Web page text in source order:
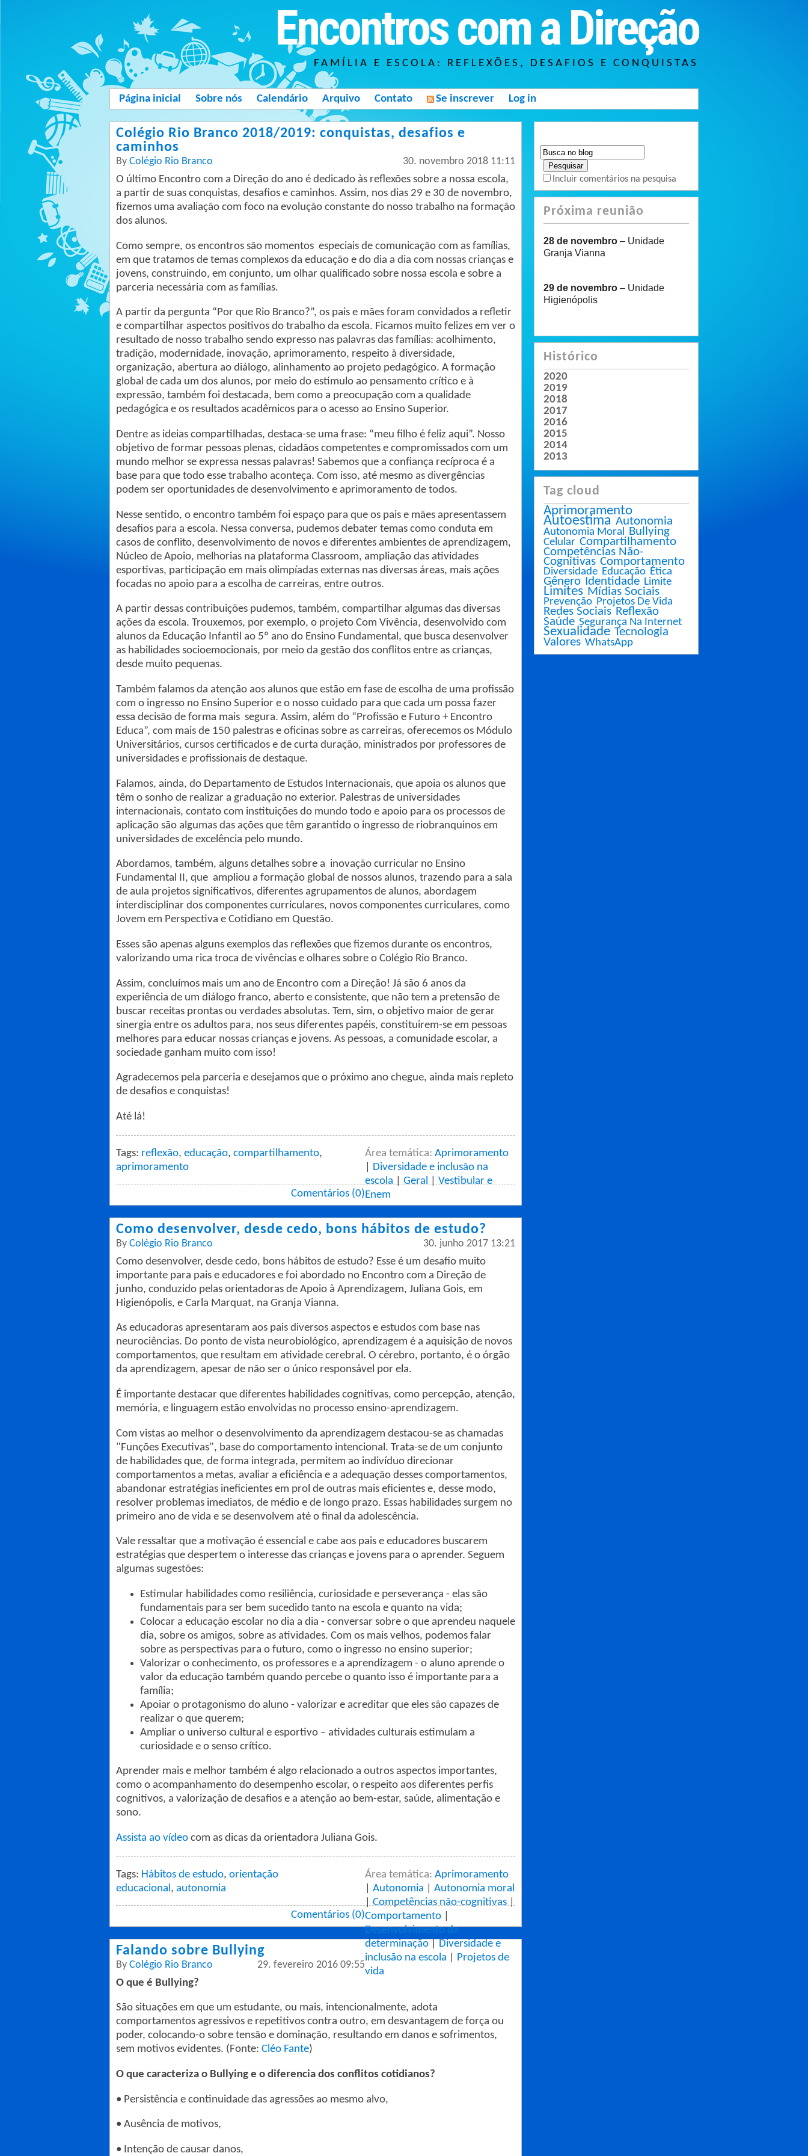
Encontros com a Direção
FAMÍLIA E ESCOLA: REFLEXÕES, DESAFIOS E CONQUISTAS
Página inicial Sobre nós Calendário Arquivo Contato Se inscrever Log in
Colégio Rio Branco 2018/2019: conquistas, desafios e
caminhos
By Colégio Rio Branco 30. novembro 2018 11:11
O último Encontro com a Direção do ano é dedicado às reflexões sobre a nossa escola,
a partir de suas conquistas, desafios e caminhos. Assim, nos dias 29 e 30 de novembro,
fizemos uma avaliação com foco na evolução constante do nosso trabalho na formação
dos alunos.
Como sempre, os encontros são momentos especiais de comunicação com as famílias,
em que tratamos de temas complexos da educação e do dia a dia com nossas crianças e
jovens, construindo, em conjunto, um olhar qualificado sobre nossa escola e sobre a
parceria necessária com as famílias.
A partir da pergunta “Por que Rio Branco?”, os pais e mães foram convidados a refletir
e compartilhar aspectos positivos do trabalho da escola. Ficamos muito felizes em ver o
resultado de nosso trabalho sendo expresso nas palavras das famílias: acolhimento,
tradição, modernidade, inovação, aprimoramento, respeito à diversidade,
organização, abertura ao diálogo, alinhamento ao projeto pedagógico. A formação
global de cada um dos alunos, por meio do estímulo ao pensamento crítico e à
expressão, também foi destacada, bem como a preocupação com a qualidade
pedagógica e os resultados acadêmicos para o acesso ao Ensino Superior.
Dentre as ideias compartilhadas, destaca-se uma frase: “meu filho é feliz aqui”. Nosso
objetivo de formar pessoas plenas, cidadãos competentes e compromissados com um
mundo melhor se expressa nessas palavras! Sabemos que a confiança recíproca é a
base para que todo esse trabalho aconteça. Com isso, até mesmo as divergências
podem ser oportunidades de desenvolvimento e aprimoramento de todos.
Nesse sentido, o encontro também foi espaço para que os pais e mães apresentassem
desafios para a escola. Nessa conversa, pudemos debater temas como conduta em
casos de conflito, desenvolvimento de novos e diferentes ambientes de aprendizagem,
Núcleo de Apoio, melhorias na plataforma Classroom, ampliação das atividades
esportivas, participação em mais olimpíadas externas nas diversas áreas, mais ações
focadas no apoio para a escolha de carreiras, entre outros.
A partir dessas contribuições pudemos, também, compartilhar algumas das diversas
ações da escola. Trouxemos, por exemplo, o projeto Com Vivência, desenvolvido com
alunos da Educação Infantil ao 5º ano do Ensino Fundamental, que busca desenvolver
as habilidades socioemocionais, por meio da gestão dos conflitos entre as crianças,
desde muito pequenas.
Também falamos da atenção aos alunos que estão em fase de escolha de uma profissão
com o ingresso no Ensino Superior e o nosso cuidado para que cada um possa fazer
essa decisão de forma mais segura. Assim, além do “Profissão e Futuro + Encontro
Educa”, com mais de 150 palestras e oficinas sobre as carreiras, oferecemos os Módulo
Universitários, cursos certificados e de curta duração, ministrados por professores de
universidades e profissionais de destaque.
Falamos, ainda, do Departamento de Estudos Internacionais, que apoia os alunos que
têm o sonho de realizar a graduação no exterior. Palestras de universidades
internacionais, contato com instituições do mundo todo e apoio para os processos de
aplicação são algumas das ações que têm garantido o ingresso de riobranquinos em
universidades de excelência pelo mundo.
Abordamos, também, alguns detalhes sobre a inovação curricular no Ensino
Fundamental II, que ampliou a formação global de nossos alunos, trazendo para a sala
de aula projetos significativos, diferentes agrupamentos de alunos, abordagem
interdisciplinar dos componentes curriculares, novos componentes curriculares, como
Jovem em Perspectiva e Cotidiano em Questão.
Esses são apenas alguns exemplos das reflexões que fizemos durante os encontros,
valorizando uma rica troca de vivências e olhares sobre o Colégio Rio Branco.
Assim, concluímos mais um ano de Encontro com a Direção! Já são 6 anos da
experiência de um diálogo franco, aberto e consistente, que não tem a pretensão de
buscar receitas prontas ou verdades absolutas. Tem, sim, o objetivo maior de gerar
sinergia entre os adultos para, nos seus diferentes papéis, constituirem-se em pessoas
melhores para educar nossas crianças e jovens. As pessoas, a comunidade escolar, a
sociedade ganham muito com isso!
Agradecemos pela parceria e desejamos que o próximo ano chegue, ainda mais repleto
de desafios e conquistas!
Até lá!
Área temática: Aprimoramento
Diversidade e inclusão na
escola|Geral|Vestibular e
Enem
Tags: reflexão, educação, compartilhamento,
aprimoramento
Comentários (0)
Como desenvolver, desde cedo, bons hábitos de estudo?
By Colégio Rio Branco 30. junho 2017 13:21
Como desenvolver, desde cedo, bons hábitos de estudo? Esse é um desafio muito
importante para pais e educadores e foi abordado no Encontro com a Direção de
junho, conduzido pelas orientadoras de Apoio à Aprendizagem, Juliana Gois, em
Higienópolis, e Carla Marquat, na Granja Vianna.
As educadoras apresentaram aos pais diversos aspectos e estudos com base nas
neurociências. Do ponto de vista neurobiológico, aprendizagem é a aquisição de novos
comportamentos, que resultam em atividade cerebral. O cérebro, portanto, é o órgão
da aprendizagem, apesar de não ser o único responsável por ela.
É importante destacar que diferentes habilidades cognitivas, como percepção, atenção,
memória, e linguagem estão envolvidas no processo ensino-aprendizagem.
Com vistas ao melhor o desenvolvimento da aprendizagem destacou-se as chamadas
"Funções Executivas", base do comportamento intencional. Trata-se de um conjunto
de habilidades que, de forma integrada, permitem ao indivíduo direcionar
comportamentos a metas, avaliar a eficiência e a adequação desses comportamentos,
abandonar estratégias ineficientes em prol de outras mais eficientes e, desse modo,
resolver problemas imediatos, de médio e de longo prazo. Essas habilidades surgem no
primeiro ano de vida e se desenvolvem até o final da adolescência.
Vale ressaltar que a motivação é essencial e cabe aos pais e educadores buscarem
estratégias que despertem o interesse das crianças e jovens para o aprender. Seguem
algumas sugestões:
Estimular habilidades como resiliência, curiosidade e perseverança - elas são
fundamentais para ser bem sucedido tanto na escola e quanto na vida;
Colocar a educação escolar no dia a dia - conversar sobre o que aprendeu naquele
dia, sobre os amigos, sobre as atividades. Com os mais velhos, podemos falar
sobre as perspectivas para o futuro, como o ingresso no ensino superior;
Valorizar o conhecimento, os professores e a aprendizagem - o aluno aprende o
valor da educação também quando percebe o quanto isso é importante para a
família;
Apoiar o protagonismo do aluno - valorizar e acreditar que eles são capazes de
realizar o que querem;
Ampliar o universo cultural e esportivo – atividades culturais estimulam a
curiosidade e o senso crítico.
Aprender mais e melhor também é algo relacionado a outros aspectos importantes,
como o acompanhamento do desempenho escolar, o respeito aos diferentes perfis
cognitivos, a valorização de desafios e a atenção ao bem-estar, saúde, alimentação e
sono.
Assista ao vídeo com as dicas da orientadora Juliana Gois.
Área temática: Aprimoramento
Autonomia
Autonomia moral
|Competências não-cognitivas|
Comportamento
Desenvolvimento da
determinação
Diversidade e
inclusão na escola
Projetos de
vida
Tags: Hábitos de estudo, orientação
educacional, autonomia
Comentários (0)
Falando sobre Bullying
By Colégio Rio Branco 29. fevereiro 2016 09:55
O que é Bullying?
São situações em que um estudante, ou mais, intencionalmente, adota
comportamentos agressivos e repetitivos contra outro, em desvantagem de força ou
poder, colocando-o sobre tensão e dominação, resultando em danos e sofrimentos,
sem motivos evidentes. (Fonte: Cléo Fante)
O que caracteriza o Bullying e o diferencia dos conflitos cotidianos?
• Persistência e continuidade das agressões ao mesmo alvo,
• Ausência de motivos,
• Intenção de causar danos,
Incluir comentários na pesquisa
Próxima reunião
28 de novembro– Unidade
Granja Vianna
29 de novembro – Unidade
Higienópolis
Histórico
2020
2019
2018
2017
2016
2015
2014
2013
Tag cloud
Aprimoramento
Autoestima Autonomia
Autonomia Moral Bullying
Celular Compartilhamento
Competências Não-
Cognitivas Comportamento
Diversidade Educação Ética
Gênero Identidade Limite
Limites Mídias Sociais
Prevenção Projetos De Vida
Redes Sociais Reflexão
Saúde Segurança Na Internet
Sexualidade Tecnologia
Valores WhatsApp